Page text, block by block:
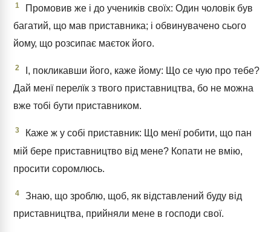
1
Промовив же і до учеників своїх: Один чоловік був
багатий, що мав приставника; і обвинувачено сього
йому, що розсипає маєток його.
2
І, покликавши його, каже йому: Що се чую про тебе?
Дай менї перелїк з твого приставництва, бо не можна
вже тобі бути приставником.
3
Каже ж у собі приставник: Що менї робити, що пан
мій бере приставництво від мене? Копати не вмію,
просити соромлюсь.
4
Знаю, що зроблю, щоб, як відставлений буду від
приставництва, прийняли мене в господи свої.